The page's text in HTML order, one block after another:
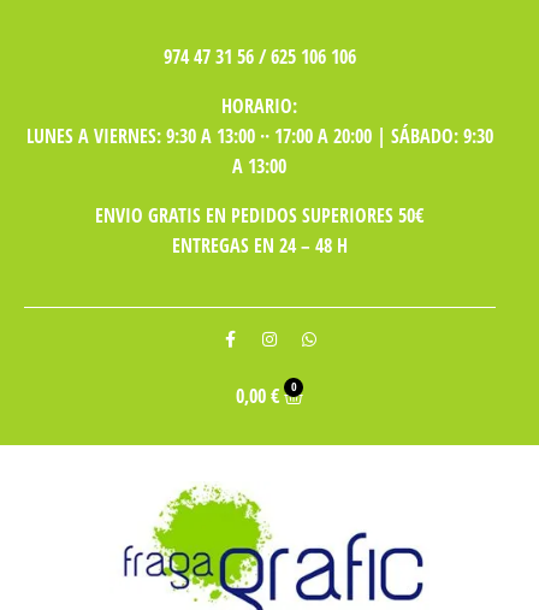
974 47 31 56 / 625 106 106
HORARIO:
LUNES A VIERNES: 9:30 A 13:00 ·· 17:00 A 20:00 | SÁBADO: 9:30
A 13:00
ENVIO GRATIS EN PEDIDOS SUPERIORES 50€
ENTREGAS EN 24 – 48 H
0,00€ 0